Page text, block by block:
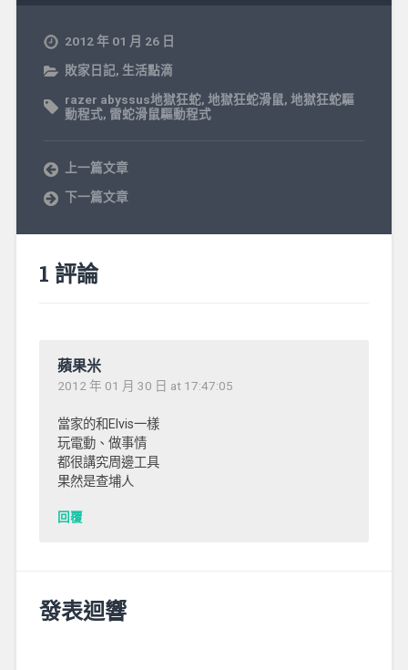
2012 年 01 月 26 日
敗家日記, 生活點滴
razer abyssus地獄狂蛇, 地獄狂蛇滑鼠, 地獄狂蛇驅
動程式, 雷蛇滑鼠驅動程式
上一篇文章
下一篇文章
1 評論
蘋果米
2012 年 01 月 30 日 at 17:47:05
當家的和Elvis一樣
玩電動、做事情
都很講究周邊工具
果然是查埔人
回覆
發表迴響